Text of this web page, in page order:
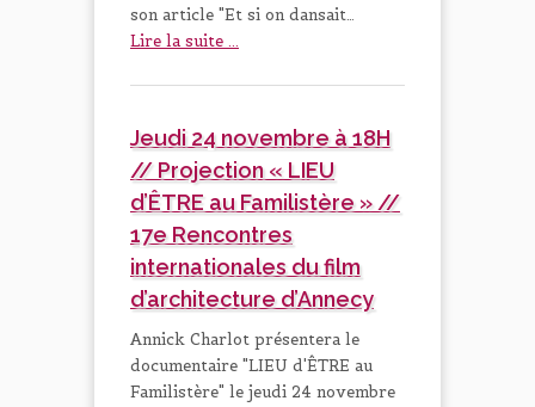
son article "Et si on dansait…
Lire la suite ...
Jeudi 24 novembre à 18H
// Projection « LIEU
d’ÊTRE au Familistère » //
17e Rencontres
internationales du film
d’architecture d’Annecy
Annick Charlot présentera le
documentaire "LIEU d'ÊTRE au
Familistère" le jeudi 24 novembre